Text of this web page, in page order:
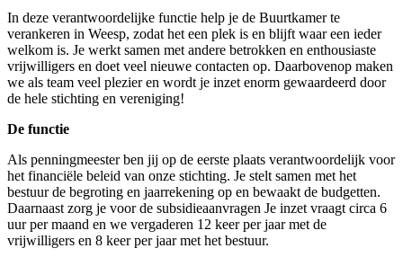
In deze verantwoordelijke functie help je de Buurtkamer te
verankeren in Weesp, zodat het een plek is en blijft waar een ieder
welkom is. Je werkt samen met andere betrokken en enthousiaste
vrijwilligers en doet veel nieuwe contacten op. Daarbovenop maken
we als team veel plezier en wordt je inzet enorm gewaardeerd door
de hele stichting en vereniging!
De functie
Als penningmeester ben jij op de eerste plaats verantwoordelijk voor
het financiële beleid van onze stichting. Je stelt samen met het
bestuur de begroting en jaarrekening op en bewaakt de budgetten.
Daarnaast zorg je voor de subsidieaanvragen Je inzet vraagt circa 6
uur per maand en we vergaderen 12 keer per jaar met de
vrijwilligers en 8 keer per jaar met het bestuur.